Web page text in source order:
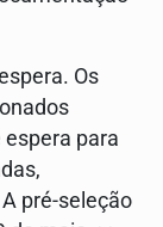
Os
para
pré-seleção